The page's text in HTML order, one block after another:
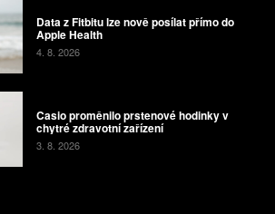
Data z Fitbitu lze nově posílat přímo do
Apple Health
4. 8. 2026
Casio proměnilo prstenové hodinky v
chytré zdravotní zařízení
3. 8. 2026